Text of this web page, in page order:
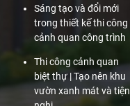
Sáng tạo và đổi mới
trong thiết kế thi công
cảnh quan công trình
Thi công cảnh quan
biệt thự | Tạo nên khu
vườn xanh mát và tiện